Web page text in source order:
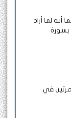
لما أراد
بسورة
في